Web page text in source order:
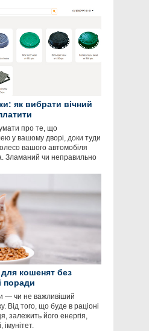
як вибрати вічний
про те, що
у вашому дворі, доки туди
вашого автомобіля
Зламаний чи неправильно
кошенят без
поради
— чи не важливіший
Від того, що буде в раціоні
залежить його енергія,
імунітет.